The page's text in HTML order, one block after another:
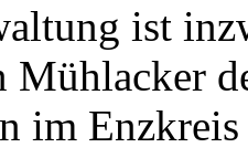
ist
Mühlacker
im